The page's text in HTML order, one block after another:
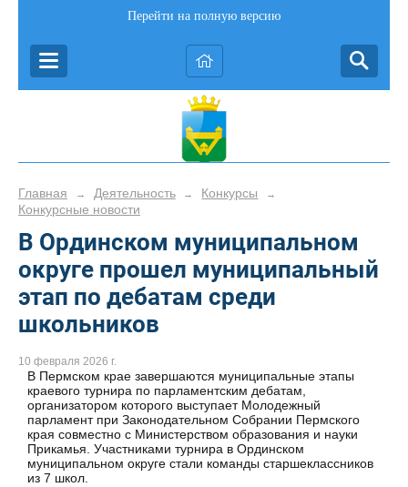
Перейти на полную версию
Главная → Деятельность → Конкурсы →
Конкурсные новости
В Ординском муниципальном
округе прошел муниципальный
этап по дебатам среди
школьников
10 февраля 2026 г.
В Пермском крае завершаются муниципальные этапы
краевого турнира по парламентским дебатам,
организатором которого выступает Молодежный
парламент при Законодательном Собрании Пермского
края совместно с Министерством образования и науки
Прикамья. Участниками турнира в Ординском
муниципальном округе стали команды старшеклассников
из 7 школ.